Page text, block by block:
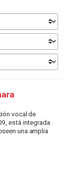
vocal de
está integrada
una amplia